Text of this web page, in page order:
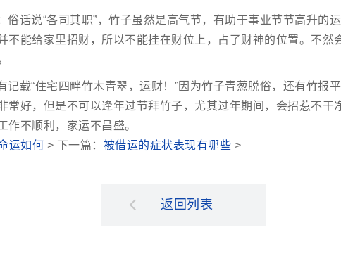
俗话说“各司其职”，竹子虽然是高气节，有助于事业节节高升的
不能给家里招财，所以不能挂在财位上，占了财神的位置。不然
记载“住宅四畔竹木青翠，运财！”因为竹子青葱脱俗，还有竹报
常好，但是不可以逢年过节拜竹子，尤其过年期间，会招惹不干
作不顺利，家运不昌盛。
运如何 > 下一篇： 被借运的症状表现有哪些 >
返回列表